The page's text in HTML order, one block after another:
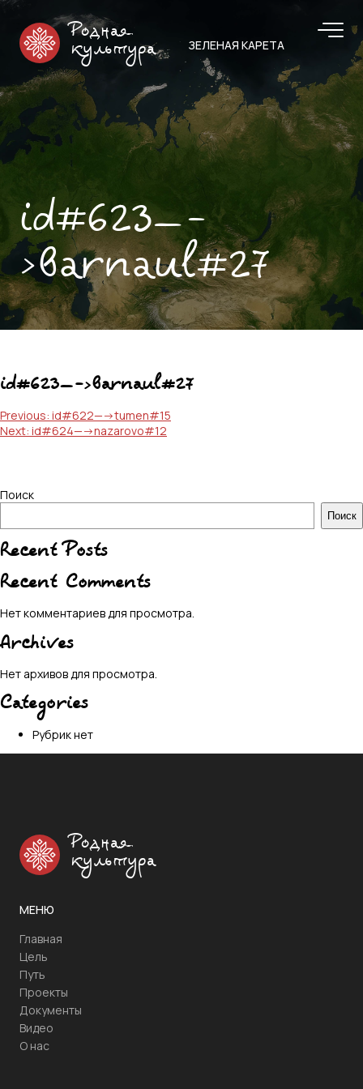
Родная
культура
ЗЕЛЕНАЯ КАРЕТА
id#623—-
>barnaul#27
id#623—->barnaul#27
Навигация
по
Previous: id#622—->tumen#15
Next: id#624—->nazarovo#12
Поиск
Поиск
Recent Posts
Recent Comments
Нет комментариев для просмотра.
Archives
Нет архивов для просмотра.
Categories
Рубрик нет
Родная
культура
МЕНЮ
Главная
Цель
Путь
Проекты
Документы
Видео
О нас